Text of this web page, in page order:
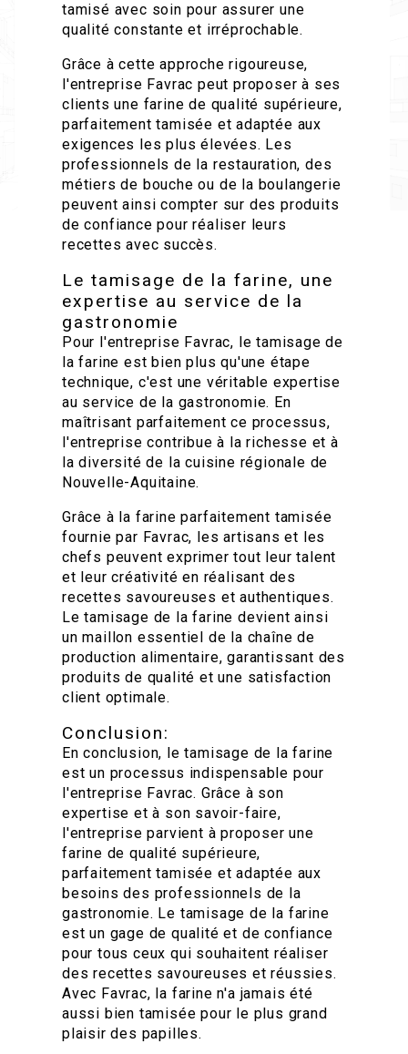
tamisé avec soin pour assurer une
qualité constante et irréprochable.
Grâce à cette approche rigoureuse,
l'entreprise Favrac peut proposer à ses
clients une farine de qualité supérieure,
parfaitement tamisée et adaptée aux
exigences les plus élevées. Les
professionnels de la restauration, des
métiers de bouche ou de la boulangerie
peuvent ainsi compter sur des produits
de confiance pour réaliser leurs
recettes avec succès.
Le tamisage de la farine, une
expertise au service de la
gastronomie
Pour l'entreprise Favrac, le tamisage de
la farine est bien plus qu'une étape
technique, c'est une véritable expertise
au service de la gastronomie. En
maîtrisant parfaitement ce processus,
l'entreprise contribue à la richesse et à
la diversité de la cuisine régionale de
Nouvelle-Aquitaine.
Grâce à la farine parfaitement tamisée
fournie par Favrac, les artisans et les
chefs peuvent exprimer tout leur talent
et leur créativité en réalisant des
recettes savoureuses et authentiques.
Le tamisage de la farine devient ainsi
un maillon essentiel de la chaîne de
production alimentaire, garantissant des
produits de qualité et une satisfaction
client optimale.
Conclusion:
En conclusion, le tamisage de la farine
est un processus indispensable pour
l'entreprise Favrac. Grâce à son
expertise et à son savoir-faire,
l'entreprise parvient à proposer une
farine de qualité supérieure,
parfaitement tamisée et adaptée aux
besoins des professionnels de la
gastronomie. Le tamisage de la farine
est un gage de qualité et de confiance
pour tous ceux qui souhaitent réaliser
des recettes savoureuses et réussies.
Avec Favrac, la farine n'a jamais été
aussi bien tamisée pour le plus grand
plaisir des papilles.